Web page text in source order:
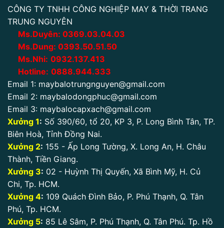
CÔNG TY TNHH CÔNG NGHIỆP MAY & THỜI TRANG
TRUNG NGUYÊN
Ms.Duyên: 0369.03.04.03
Ms.Dung: 0393.50.51.50
Ms.Nhi: 0932.137.413
Hotline: 0888.944.333
Email 1: maybalotrungnguyen@gmail.com
Email 2: maybalodongphuc@gmail.com
Email 3: maybalocapxach@gmail.com
Xưởng 1: Số 390/60, tổ 20, KP 3, P. Long Bình Tân, TP.
Biên Hoà, Tỉnh Đồng Nai.
Xưởng 2: 155 - Ấp Long Tường, X. Long An, H. Châu
Thành, Tiền Giang.
Xưởng 3: 02 - Huỳnh Thị Quyến, Xã Bình Mỹ, H. Củ
Chi, Tp. HCM.
Xưởng 4: 109 Quách Đình Bảo, P. Phú Thạnh, Q. Tân
Phú, Tp. HCM.
Xưởng 5: 85 Lê Sâm, P. Phú Thạnh, Q. Tân Phú. Tp. Hồ